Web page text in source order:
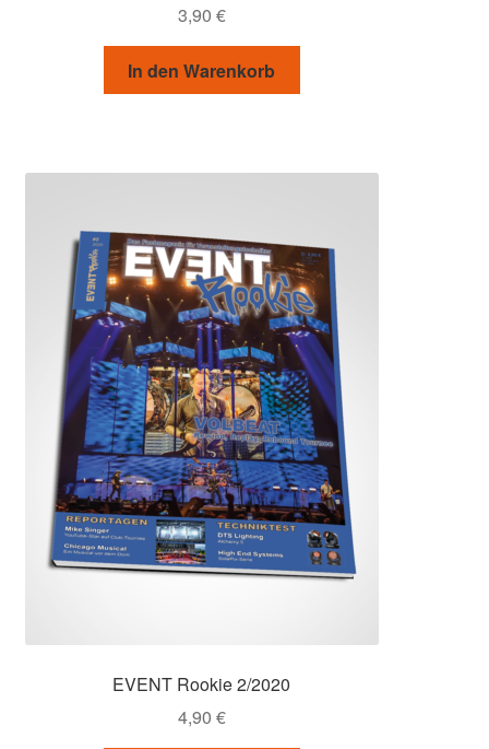
3,90 €
In den Warenkorb
EVENT Rookie 2/2020
4,90 €